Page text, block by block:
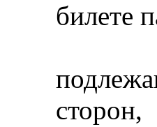
билете
При